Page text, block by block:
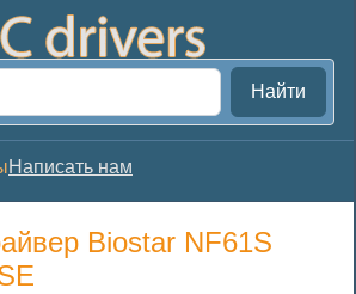
Найти
Написать нам
Biostar NF61S